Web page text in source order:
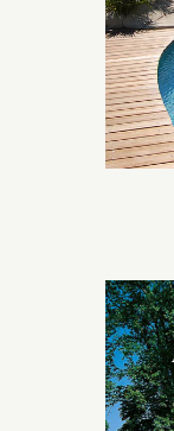
matière